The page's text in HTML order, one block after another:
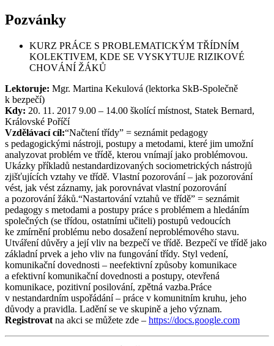
Pozvánky
KURZ PRÁCE S PROBLEMATICKÝM TŘÍDNÍM
KOLEKTIVEM, KDE SE VYSKYTUJE RIZIKOVÉ
CHOVÁNÍ ŽÁKŮ
Lektoruje: Mgr. Martina Kekulová (lektorka SkB-Společně
k bezpečí)
Kdy: 20. 11. 2017 9.00 – 14.00 školící místnost, Statek Bernard,
Královské Poříčí
Vzdělávací cíl:“Načtení třídy” = seznámit pedagogy
s pedagogickými nástroji, postupy a metodami, které jim umožní
analyzovat problém ve třídě, kterou vnímají jako problémovou.
Ukázky příkladů nestandardizovaných sociometrických nástrojů
zjišťujících vztahy ve třídě. Vlastní pozorování – jak pozorování
vést, jak vést záznamy, jak porovnávat vlastní pozorování
a pozorování žáků.“Nastartování vztahů ve třídě” = seznámit
pedagogy s metodami a postupy práce s problémem a hledáním
společných (se třídou, ostatními učiteli) postupů vedoucích
ke zmírnění problému nebo dosažení neproblémového stavu.
Utváření důvěry a její vliv na bezpečí ve třídě. Bezpečí ve třídě jako
základní prvek a jeho vliv na fungování třídy. Styl vedení,
komunikační dovednosti – neefektivní způsoby komunikace
a efektivní komunikační dovednosti a postupy, otevřená
komunikace, pozitivní posilování, zpětná vazba.Práce
v nestandardním uspořádání – práce v komunitním kruhu, jeho
důvody a pravidla. Ladění se ve skupině a jeho význam.
Registrovat na akci se můžete zde – https://docs.google.com